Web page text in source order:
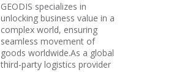
GEODIS specializes in
unlocking business value in a
complex world, ensuring
seamless movement of
goods worldwide.As a global
third-party logistics provider